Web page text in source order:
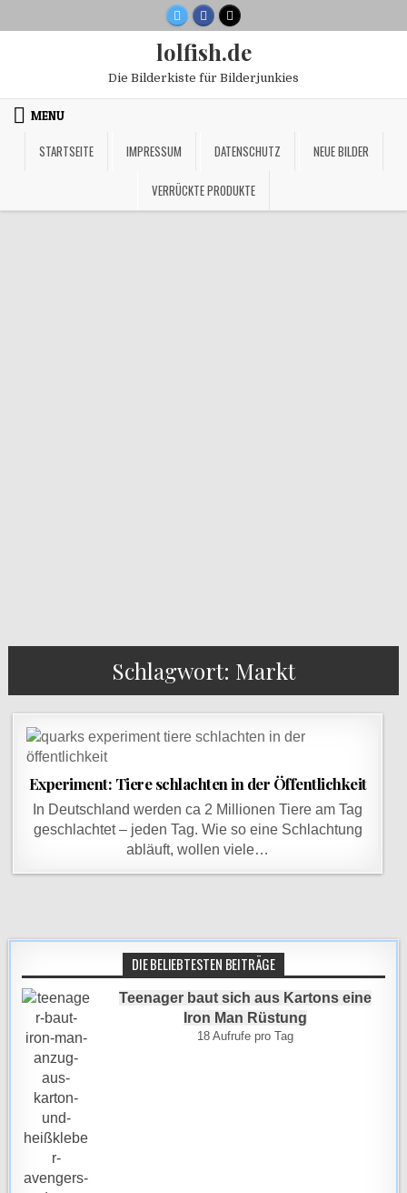
to
lolfish.de
Die Bilderkiste für Bilderjunkies
MENU
STARTSEITE IMPRESSUM DATENSCHUTZ NEUE BILDER
VERRÜCKTE PRODUKTE
Schlagwort: Markt
Experiment: Tiere schlachten in der Öffentlichkeit
In Deutschland werden ca 2 Millionen Tiere am Tag
geschlachtet – jeden Tag. Wie so eine Schlachtung
abläuft, wollen viele…
DIE BELIEBTESTEN BEITRÄGE
Teenager baut sich aus Kartons eine
Iron Man Rüstung
18 Aufrufe pro Tag